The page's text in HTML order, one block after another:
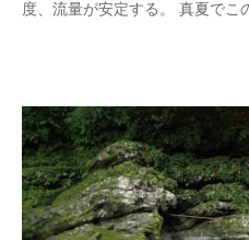
度、流量が安定する。 真夏でこ